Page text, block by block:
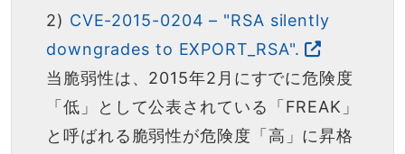
2) CVE-2015-0204 – "RSA silently
downgrades to EXPORT_RSA".
当脆弱性は、2015年2月にすでに危険度
「低」として公表されている「FREAK」
と呼ばれる脆弱性が危険度「高」に昇格